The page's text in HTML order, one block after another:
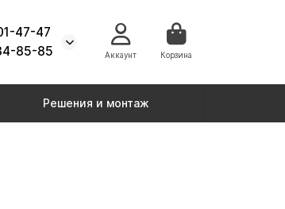
47-47
85-85
Аккаунт Корзина
Решения и монтаж